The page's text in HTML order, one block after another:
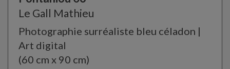
Le Gall Mathieu
Photographie surréaliste bleu céladon |
Art digital
(60 cm x 90 cm)